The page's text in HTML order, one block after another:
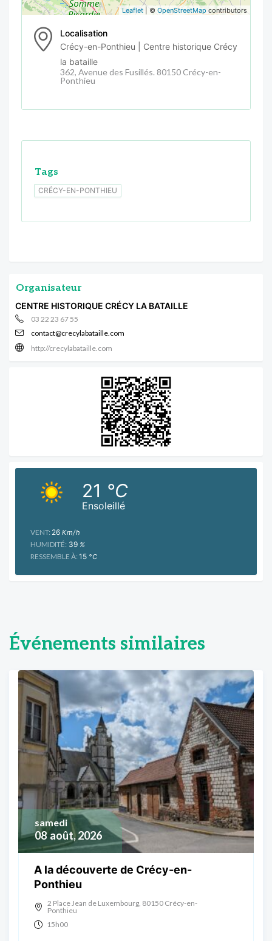
Leaflet | © OpenStreetMap contributors
Localisation
Crécy-en-Ponthieu | Centre historique Crécy
la bataille
362, Avenue des Fusillés. 80150 Crécy-en-
Ponthieu
Tags
CRÉCY-EN-PONTHIEU
Organisateur
CENTRE HISTORIQUE CRÉCY LA BATAILLE
03 22 23 67 55
contact@crecylabataille.com
http://crecylabataille.com
Ensoleillé
21 °C
VENT: 26 Km/h
HUMIDITÉ: 39 %
RESSEMBLE À: 15 °C
Événements similaires
08 août, 2026
samedi
A la découverte de Crécy-en-
Ponthieu
2 Place Jean de Luxembourg, 80150 Crécy-en-
Ponthieu
15h00